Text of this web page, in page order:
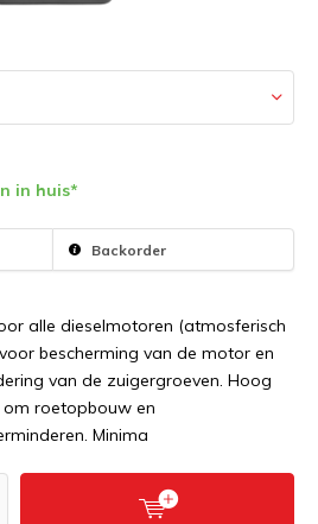
in huis*
Backorder
alle dieselmotoren (atmosferisch
bescherming van de motor en
van de zuigergroeven. Hoog
roetopbouw en
Minima